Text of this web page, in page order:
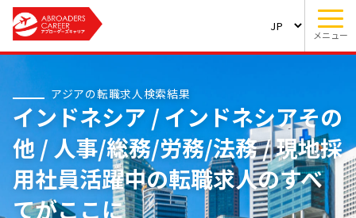
メニュー
アジアの転職求人検索結果
インドネシア / インドネシアその
他 / 人事/総務/労務/法務 / 現地採
用社員活躍中の転職求人のすべ
てがここに